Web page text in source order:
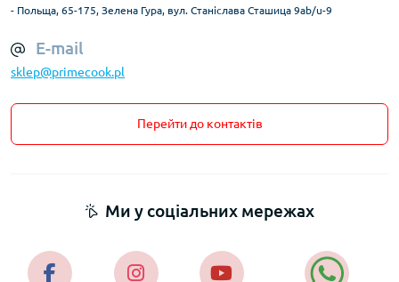
- Польща, 65-175, Зелена Гура, вул. Станіслава Сташица 9ab/u-9
E-mail
sklep@primecook.pl
Перейти до контактів
Ми у соціальних мережах